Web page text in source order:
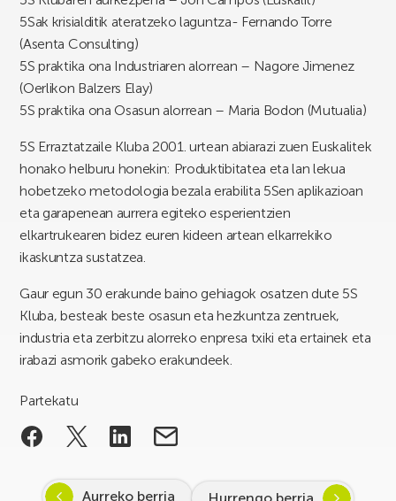
5Sak krisialditik ateratzeko laguntza- Fernando Torre
(Asenta Consulting)
5S praktika ona Industriaren alorrean – Nagore Jimenez
(Oerlikon Balzers Elay)
5S praktika ona Osasun alorrean – Maria Bodon (Mutualia)
5S Erraztatzaile Kluba 2001. urtean abiarazi zuen Euskalitek
honako helburu honekin: Produktibitatea eta lan lekua
hobetzeko metodologia bezala erabilita 5Sen aplikazioan
eta garapenean aurrera egiteko esperientzien
elkartrukearen bidez euren kideen artean elkarrekiko
ikaskuntza sustatzea.
Gaur egun 30 erakunde baino gehiagok osatzen dute 5S
Kluba, besteak beste osasun eta hezkuntza zentruek,
industria eta zerbitzu alorreko enpresa txiki eta ertainek eta
irabazi asmorik gabeko erakundeek.
Partekatu
Aurreko berria